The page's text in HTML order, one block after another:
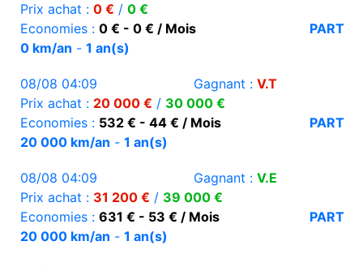
Prix achat : 0 € / 0 €
Economies : 0 € - 0 € / Mois
PART
0 km/an - 1 an(s)
08/08 04:09 Gagnant : V.T
Prix achat : 20 000 € / 30 000 €
Economies : 532 € - 44 € / Mois
PART
20 000 km/an - 1 an(s)
08/08 04:09 Gagnant : V.E
Prix achat : 31 200 € / 39 000 €
Economies : 631 € - 53 € / Mois
PART
20 000 km/an - 1 an(s)